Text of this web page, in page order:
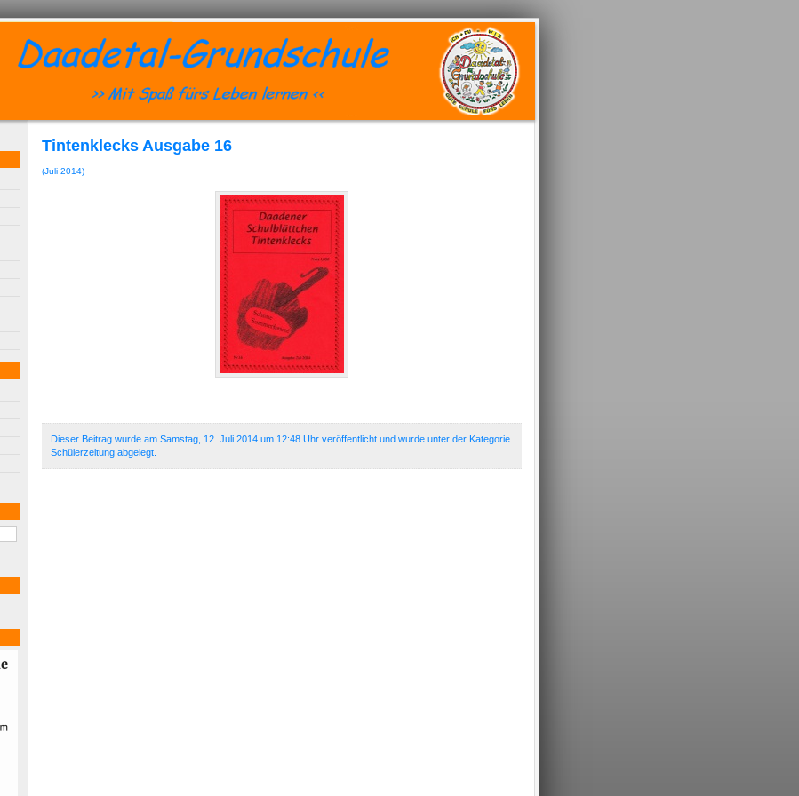
Tintenklecks Ausgabe 16
(Juli 2014)
Dieser Beitrag wurde am Samstag, 12. Juli 2014 um 12:48 Uhr veröffentlicht und wurde unter der Kategorie
Schülerzeitung abgelegt.